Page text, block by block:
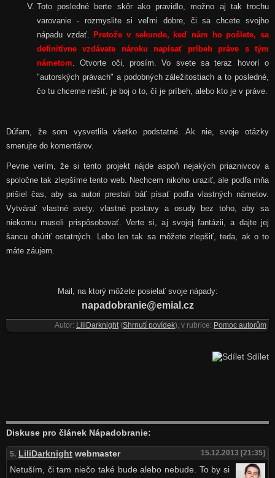
Toto posledné berte skôr ako pravidlo, možno aj tak trochu
varovanie - rozmyslite si veľmi dobre, či sa chcete svojho
nápadu vzdať. Pretože v sekunde, keď nám ho pošlete, sa
definitívne vzdávate nároku napísať príbeh práve s tým
námetom. Otvorte oči, prosím. Vo svete sa teraz hovorí o
"autorských právach" a podobných záležitostiach a to posledné,
čo tu chceme riešiť, je boj o to, čí je príbeh, alebo kto je v práve.
Dúfam, že som vysvetlila všetko podstatné. Ak nie, svoje otázky
smerujte do komentárov.
Pevne verím, že si tento projekt nájde aspoň nejakých priaznivcov a
spoločne tak zlepšíme tento web. Nechcem nikoho uraziť, ale podľa mňa
prišiel čas, aby sa autori prestali báť písať podľa vlastných námetov.
Vytvárať vlastné svety, vlastné postavy a osudy bez toho, aby sa
niekomu museli prispôsobovať. Verte si, aj svojej fantázii, a dajte jej
šancu ohúriť ostatných. Lebo len tak sa môžete zlepšiť, teda, ak o to
máte záujem.
Mail, na ktorý môžete posielať svoje nápady:
napadobranie@emial.cz
Autor: LiliDarknight(Shrnutí povídek), v rubrice: Pomoc autorům
Sdílet
Diskuse pro článek Nápadobranie:
5. LiliDarknightwebmaster 15.12.2013 [21:35]
Netuším, či tam niečo také bude alebo nebude. To by si